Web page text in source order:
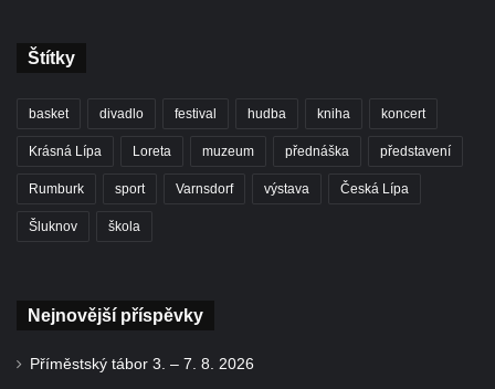
Štítky
basket divadlo festival hudba kniha koncert
Krásná Lípa Loreta muzeum přednáška představení
Rumburk sport Varnsdorf výstava Česká Lípa
Šluknov škola
Nejnovější příspěvky
Příměstský tábor 3. – 7. 8. 2026